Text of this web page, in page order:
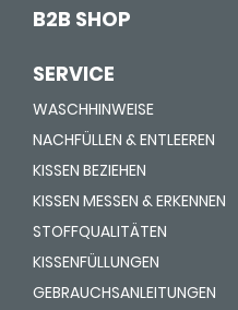
B2B SHOP
SERVICE
WASCHHINWEISE
NACHFÜLLEN & ENTLEEREN
KISSEN BEZIEHEN
KISSEN MESSEN & ERKENNEN
STOFFQUALITÄTEN
KISSENFÜLLUNGEN
GEBRAUCHSANLEITUNGEN